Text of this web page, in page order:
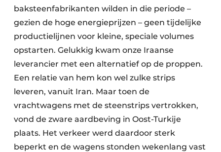
baksteenfabrikanten wilden in die periode –
gezien de hoge energieprijzen – geen tijdelijke
productielijnen voor kleine, speciale volumes
opstarten. Gelukkig kwam onze Iraanse
leverancier met een alternatief op de proppen.
Een relatie van hem kon wel zulke strips
leveren, vanuit Iran. Maar toen de
vrachtwagens met de steenstrips vertrokken,
vond de zware aardbeving in Oost-Turkije
plaats. Het verkeer werd daardoor sterk
beperkt en de wagens stonden wekenlang vast